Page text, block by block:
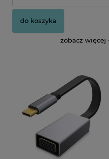
do koszyka
zobacz więcej